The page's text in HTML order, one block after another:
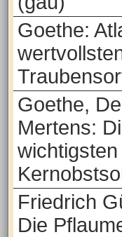
Goethe:
Goethe,
Mertens:
Friedrich
Die